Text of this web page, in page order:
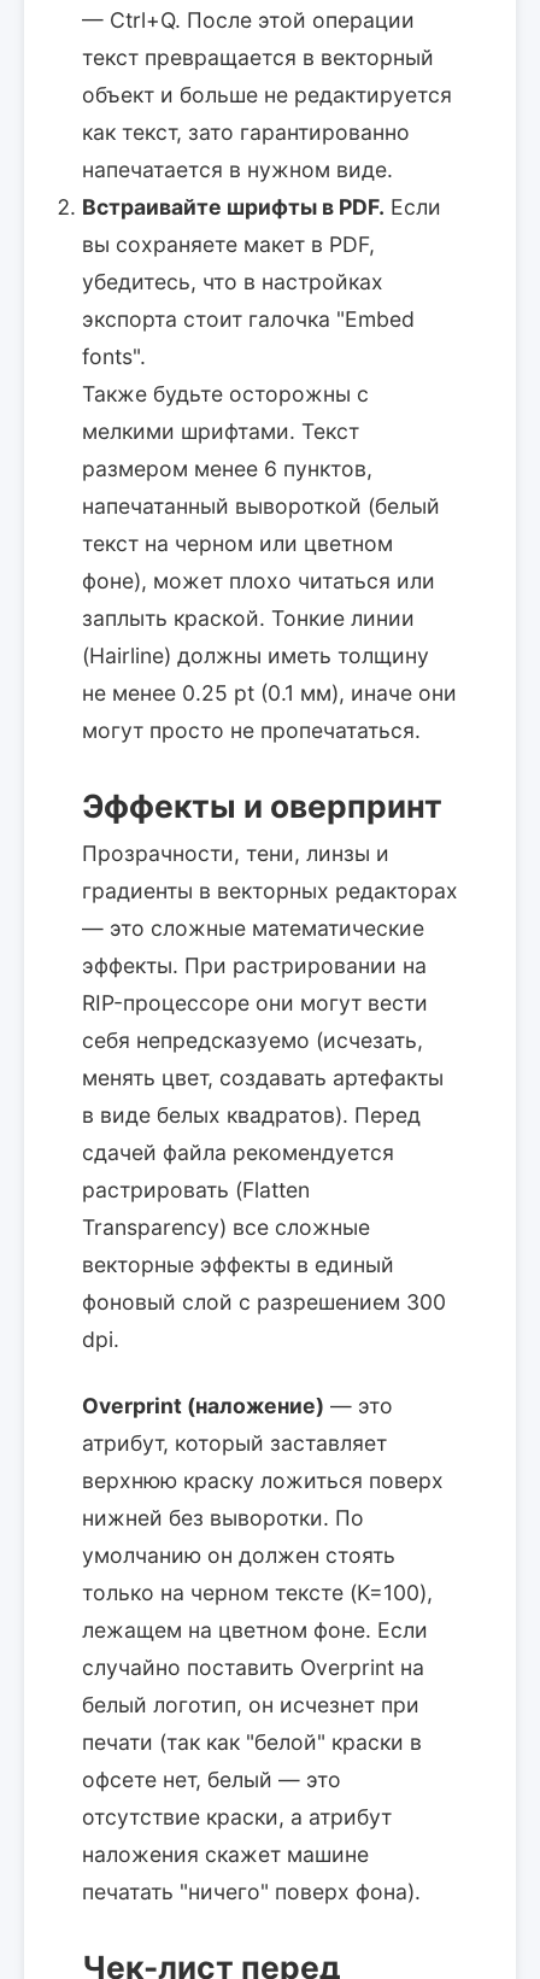
— Ctrl+Q. После этой операции
текст превращается в векторный
объект и больше не редактируется
как текст, зато гарантированно
напечатается в нужном виде.
Встраивайте шрифты в PDF. Если
вы сохраняете макет в PDF,
убедитесь, что в настройках
экспорта стоит галочка "Embed
fonts".
Также будьте осторожны с
мелкими шрифтами. Текст
размером менее 6 пунктов,
напечатанный вывороткой (белый
текст на черном или цветном
фоне), может плохо читаться или
заплыть краской. Тонкие линии
(Hairline) должны иметь толщину
не менее 0.25 pt (0.1 мм), иначе они
могут просто не пропечататься.
Эффекты и оверпринт
Прозрачности, тени, линзы и
градиенты в векторных редакторах
— это сложные математические
эффекты. При растрировании на
RIP-процессоре они могут вести
себя непредсказуемо (исчезать,
менять цвет, создавать артефакты
в виде белых квадратов). Перед
сдачей файла рекомендуется
растрировать (Flatten
Transparency) все сложные
векторные эффекты в единый
фоновый слой с разрешением 300
dpi.
Overprint (наложение) — это
атрибут, который заставляет
верхнюю краску ложиться поверх
нижней без выворотки. По
умолчанию он должен стоять
только на черном тексте (K=100),
лежащем на цветном фоне. Если
случайно поставить Overprint на
белый логотип, он исчезнет при
печати (так как "белой" краски в
офсете нет, белый — это
отсутствие краски, а атрибут
наложения скажет машине
печатать "ничего" поверх фона).
Чек-лист перед